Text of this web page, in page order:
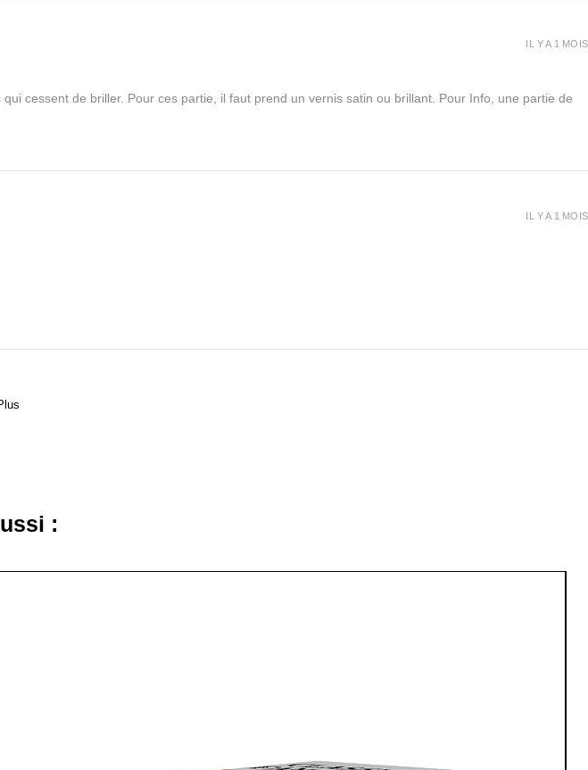
cessent de briller. Pour ces partie, il faut prend un vernis satin ou brillant. Pour Info, une partie de
IL Y A 1 MOIS
IL Y A 1 MOIS
: